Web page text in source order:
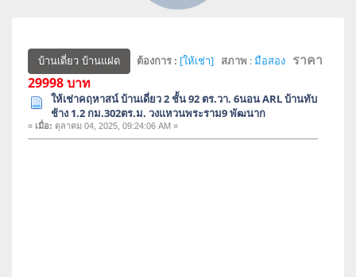
บ้านเดี่ยว บ้านแฝด ต้องการ : [ให้เช่า] สภาพ :มือสอง ราคา
29998 บาท
ให้เช่าคฤหาสน์ บ้านเดี่ยว 2 ชั้น 92 ตร.วา. 6นอน ARL บ้านทับ
ช้าง 1.2 กม.302ตร.ม. วงแหวนพระราม9 พัฒนาก
« เมื่อ: ตุลาคม 04, 2025, 09:24:06 AM »